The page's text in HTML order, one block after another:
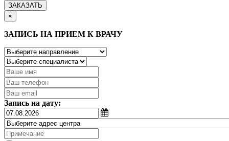
ЗАКАЗАТЬ
×
ЗАПИСЬ НА ПРИЕМ К ВРАЧУ
Запись на дату: